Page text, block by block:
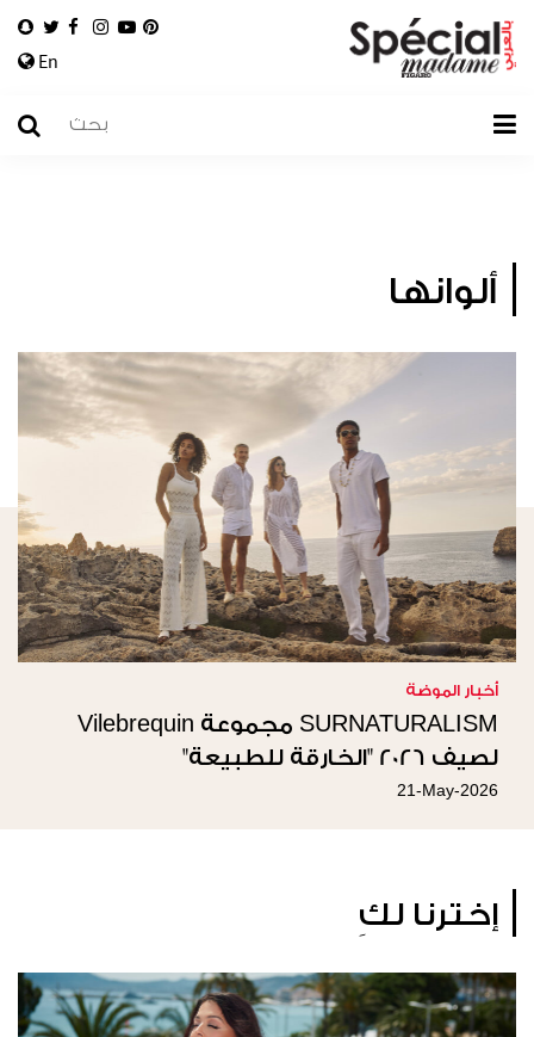
En
ألوانها
أخبار الموضة
SURNATURALISM مجموعة Vilebrequin
لصيف 2026 "الخارقة للطبيعة"
21-May-2026
إخترنا لكِ